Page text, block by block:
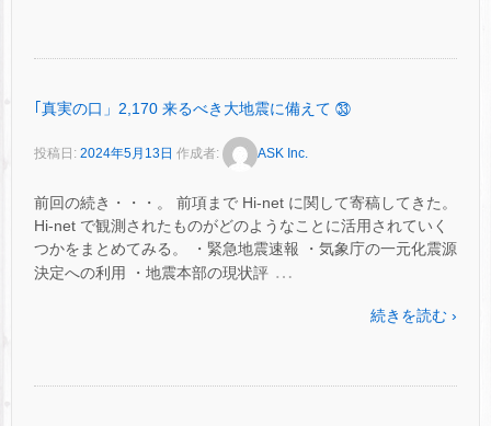
｢真実の口」2,170 来るべき大地震に備えて ㉝
投稿日: 2024年5月13日 作成者: ASK Inc.
前回の続き・・・。 前項まで Hi-net に関して寄稿してきた。
Hi-net で観測されたものがどのようなことに活用されていく
つかをまとめてみる。 ・緊急地震速報 ・気象庁の一元化震源
決定への利用 ・地震本部の現状評 …
続きを読む ›